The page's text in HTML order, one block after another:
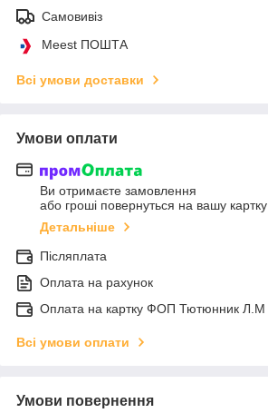
Самовивіз
Meest ПОШТА
Всі умови доставки
Умови оплати
Ви отримаєте замовлення
або гроші повернуться на вашу картку
Детальніше
Післяплата
Оплата на рахунок
Оплата на картку ФОП Тютюнник Л.М
Всі умови оплати
Умови повернення